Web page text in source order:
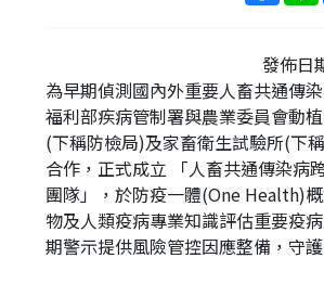
發佈日
為早期偵測國內外重要人畜共通傳
福利部疾病管制署與農業委員會動
(下稱防檢局)及家畜衛生試驗所(下
合作，正式成立 「人畜共通傳染病
團隊」，於防疫一體(One Health)
物及人類疫病專業知識評估重要疫
期警示提供風險管控因應整備，守